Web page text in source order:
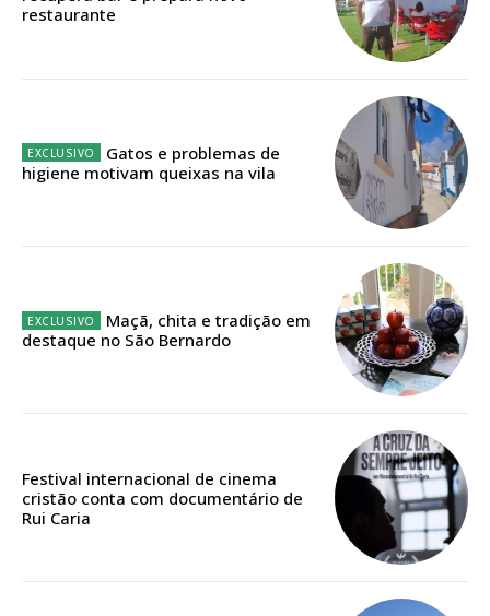
ASSINATURA
Edição em papel entregue à Quinta-feira em sua
Acesso aos conteúdos Exclusivos para
assinantes
restaurante
Gatos e problemas de
higiene motivam queixas na vila
Maçã, chita e tradição em
destaque no São Bernardo
Festival internacional de cinema
cristão conta com documentário de
Rui Caria